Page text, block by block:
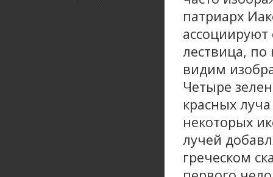
патриарх
лествица,
видим
Четыре
красных
некоторых
лучей
греческом